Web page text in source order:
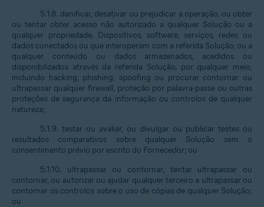
5.1.8. danificar, desativar ou prejudicar a operação, ou obter
ou tentar obter acesso não autorizado a qualquer Solução ou a
qualquer propriedade, Dispositivos, software, serviços, redes ou
dados conectados ou que interoperam com a referida Solução, ou a
qualquer conteúdo ou dados armazenados, acedidos ou
disponibilizados através da referida Solução, por qualquer meio,
incluindo hacking, phishing, spoofing ou procurar contornar ou
ultrapassar qualquer firewall, proteção por palavra-passe ou outras
proteções de segurança da informação ou controlos de qualquer
natureza;
5.1.9. testar ou avaliar, ou divulgar ou publicar testes ou
resultados comparativos sobre qualquer Solução sem o
consentimento prévio por escrito do Fornecedor; ou
5.1.10. ultrapassar ou contornar, tentar ultrapassar ou
contornar, ou autorizar ou ajudar qualquer terceiro a ultrapassar ou
contornar os controlos sobre o uso de cópias de qualquer Solução;
ou